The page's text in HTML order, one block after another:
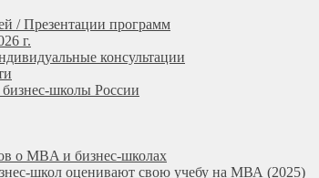
/ Презентации программ
г.
консультации
школы России
о MBA и бизнес-школах
школ оценивают свою учебу на МВА (2025)